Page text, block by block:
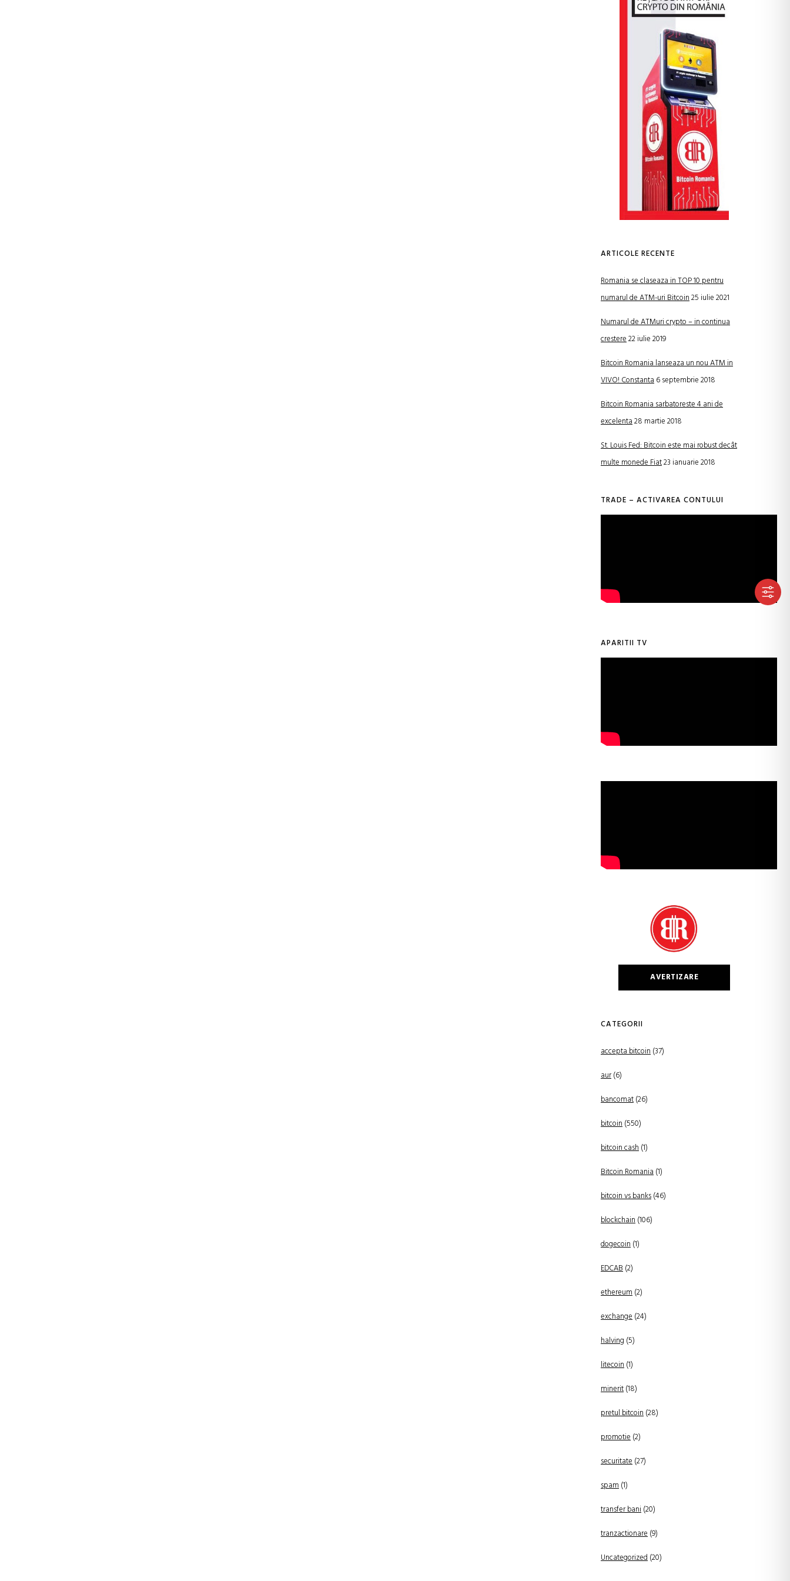
ARTICOLE RECENTE
Romania se claseaza in TOP 10 pentru
numarul de ATM-uri Bitcoin25 iulie 2021
Numarul de ATMuri crypto – in continua
crestere22 iulie 2019
Bitcoin Romania lanseaza un nou ATM in
VIVO! Constanta6 septembrie 2018
Bitcoin Romania sarbatoreste 4 ani de
excelenta28 martie 2018
St. Louis Fed: Bitcoin este mai robust decât
multe monede Fiat23 ianuarie 2018
TRADE – ACTIVAREA CONTULUI
APARITII TV
AVERTIZARE
CATEGORII
accepta bitcoin(37)
aur(6)
bancomat(26)
bitcoin(550)
bitcoin cash(1)
Bitcoin Romania(1)
bitcoin vs banks(46)
blockchain(106)
dogecoin(1)
EDCAB(2)
ethereum(2)
exchange(24)
halving (5)
litecoin(1)
minerit(18)
pretul bitcoin(28)
promotie(2)
securitate(27)
spam(1)
transfer bani(20)
tranzactionare(9)
Uncategorized(20)